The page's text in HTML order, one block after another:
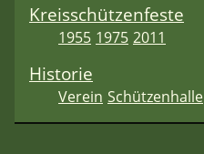
Kreisschützenfeste
1955 1975 2011
Historie
Verein Schützenhalle